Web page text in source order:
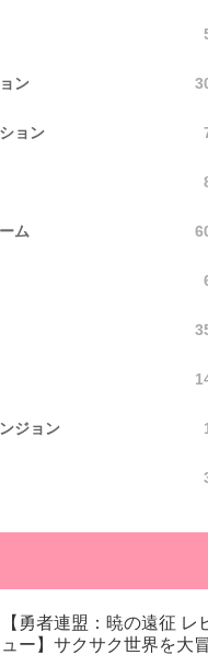
ン
ョン
ム
ジョン
【勇者連盟：暁の遠征 レ
ュー】サクサク世界を大冒